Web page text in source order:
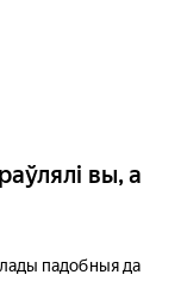
вы, а
падобныя да